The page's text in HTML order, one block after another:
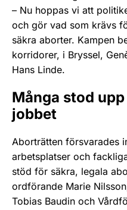
– Nu hoppas vi att
och gör vad som krävs
säkra aborter. Kampen
korridorer, i Bryssel,
Hans Linde.
Många stod
jobbet
Aborträtten försvarades
arbetsplatser och
stöd för säkra, legala
ordförande Marie
Tobias Baudin och